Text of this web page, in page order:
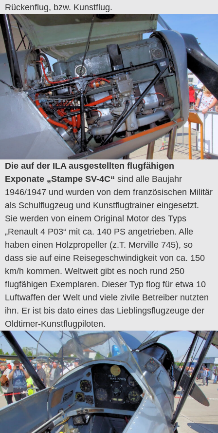
Rückenflug, bzw. Kunstflug.
Die auf der ILA ausgestellten flugfähigen
Exponate „Stampe SV-4C“ sind alle Baujahr
1946/1947 und wurden von dem französischen Militär
als Schulflugzeug und Kunstflugtrainer eingesetzt.
Sie werden von einem Original Motor des Typs
„Renault 4 P03“ mit ca. 140 PS angetrieben. Alle
haben einen Holzpropeller (z.T. Merville 745), so
dass sie auf eine Reisegeschwindigkeit von ca. 150
km/h kommen. Weltweit gibt es noch rund 250
flugfähigen Exemplaren. Dieser Typ flog für etwa 10
Luftwaffen der Welt und viele zivile Betreiber nutzten
ihn. Er ist bis dato eines das Lieblingsflugzeuge der
Oldtimer-Kunstflugpiloten.